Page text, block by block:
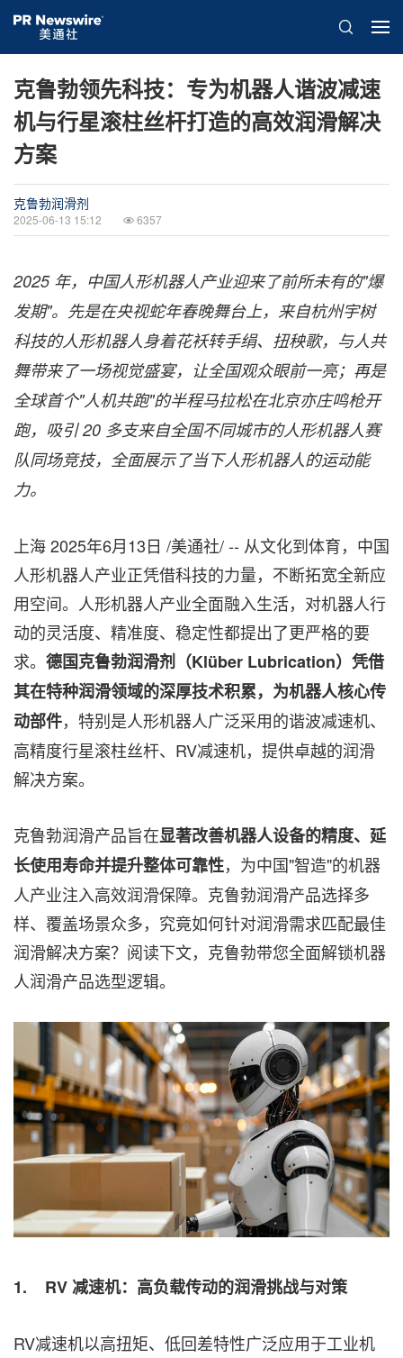
克鲁勃领先科技：专为机器人谐波减速
机与行星滚柱丝杆打造的高效润滑解决
方案
克鲁勃润滑剂
2025-06-13 15:12 6357
2025 年，中国人形机器人产业迎来了前所未有的"爆
发期"。先是在央视蛇年春晚舞台上，来自杭州宇树
科技的人形机器人身着花袄转手绢、扭秧歌，与人共
舞带来了一场视觉盛宴，让全国观众眼前一亮；再是
全球首个"人机共跑"的半程马拉松在北京亦庄鸣枪开
跑，吸引 20 多支来自全国不同城市的人形机器人赛
队同场竞技，全面展示了当下人形机器人的运动能
力。
上海2025年6月13日 /美通社/ -- 从文化到体育，中国
人形机器人产业正凭借科技的力量，不断拓宽全新应
用空间。人形机器人产业全面融入生活，对机器人行
动的灵活度、精准度、稳定性都提出了更严格的要
求。 德国克鲁勃润滑剂（Klüber Lubrication）凭借
其在特种润滑领域的深厚技术积累，为机器人核心传
动部件，特别是人形机器人广泛采用的谐波减速机、
高精度行星滚柱丝杆、RV减速机，提供卓越的润滑
解决方案。
克鲁勃润滑产品旨在显著改善机器人设备的精度、延
长使用寿命并提升整体可靠性，为中国"智造"的机器
人产业注入高效润滑保障。克鲁勃润滑产品选择多
样、覆盖场景众多，究竟如何针对润滑需求匹配最佳
润滑解决方案？阅读下文，克鲁勃带您全面解锁机器
人润滑产品选型逻辑。
1. RV减速机：高负载传动的润滑挑战与对策
RV减速机以高扭矩、低回差特性广泛应用于工业机